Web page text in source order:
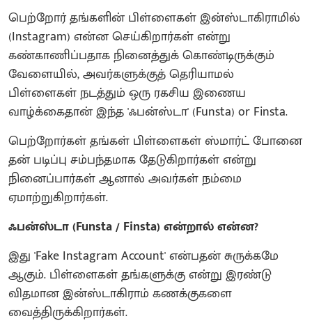
பெற்றோர் தங்களின் பிள்ளைகள் இன்ஸ்டாகிராமில்
(Instagram) என்ன செய்கிறார்கள் என்று
கண்காணிப்பதாக நினைத்துக் கொண்டிருக்கும்
வேளையில், அவர்களுக்குத் தெரியாமல்
பிள்ளைகள் நடத்தும் ஒரு ரகசிய இணைய
வாழ்க்கைதான் இந்த 'ஃபன்ஸ்டா' (Funsta) or Finsta.
பெற்றோர்கள் தங்கள் பிள்ளைகள் ஸ்மார்ட் போனை
தன் படிப்பு சம்பந்தமாக தேடுகிறார்கள் என்று
நினைப்பார்கள் ஆனால் அவர்கள் நம்மை
ஏமாற்றுகிறார்கள்.
ஃபன்ஸ்டா (Funsta / Finsta) என்றால் என்ன?
இது 'Fake Instagram Account' என்பதன் சுருக்கமே
ஆகும். பிள்ளைகள் தங்களுக்கு என்று இரண்டு
விதமான இன்ஸ்டாகிராம் கணக்குகளை
வைத்திருக்கிறார்கள்.